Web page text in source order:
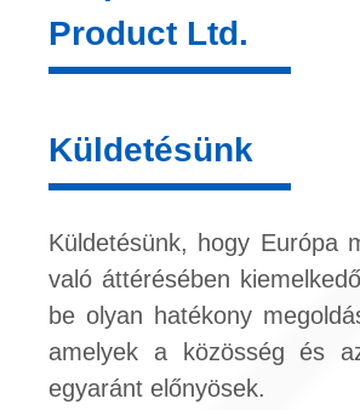
Product Ltd.
Küldetésünk
Küldetésünk, hogy Európa
való áttérésében
be olyan hatékony
amelyek a közösség és
egyaránt előnyösek.